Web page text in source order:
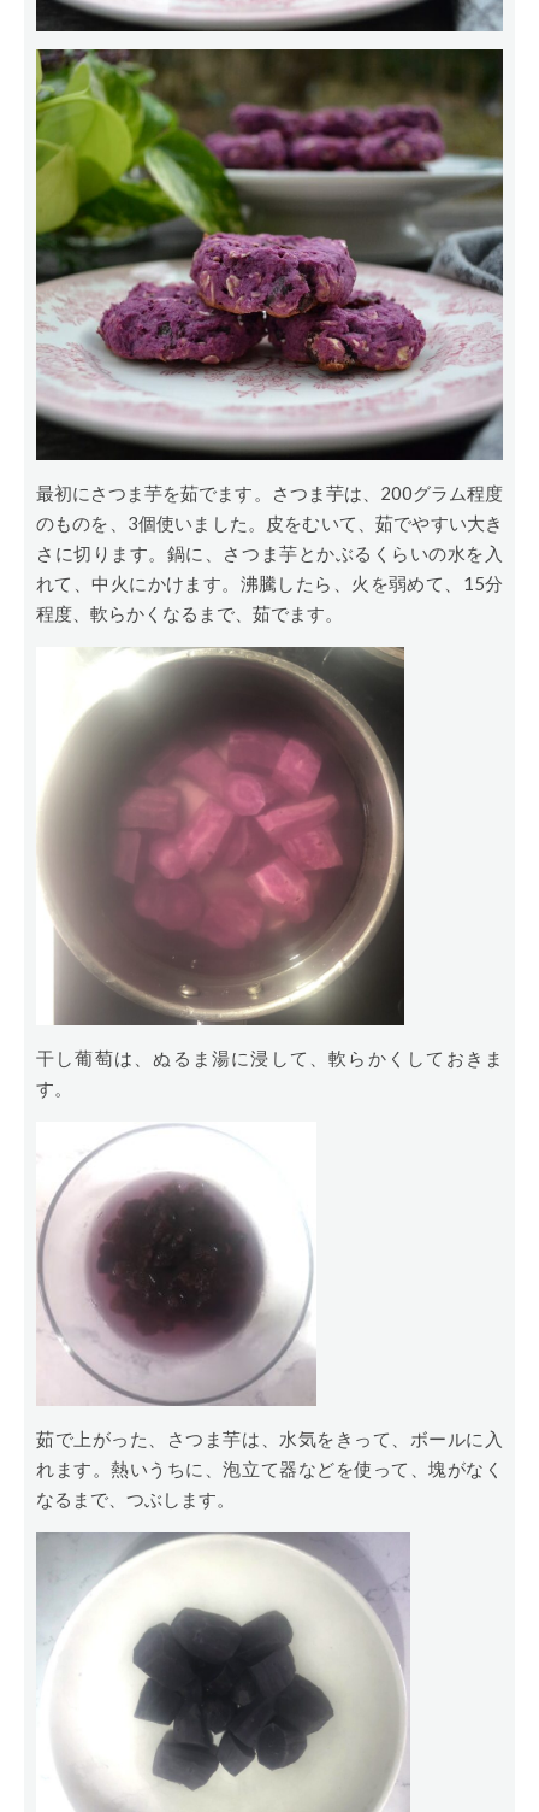
最初にさつま芋を茹でます。さつま芋は、200グラム程度
のものを、3個使いました。皮をむいて、茹でやすい大き
さに切ります。鍋に、さつま芋とかぶるくらいの水を入
れて、中火にかけます。沸騰したら、火を弱めて、15分
程度、軟らかくなるまで、茹でます。
干し葡萄は、ぬるま湯に浸して、軟らかくしておきま
す。
茹で上がった、さつま芋は、水気をきって、ボールに入
れます。熱いうちに、泡立て器などを使って、塊がなく
なるまで、つぶします。